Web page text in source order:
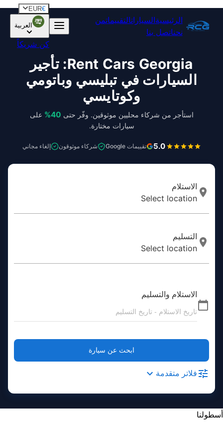
الرئيسيةالسياراتالتقييماتمن
نحناتصل بنا
€
EUR
العربية
كن شريكاً
Rent Cars Georgia: تأجير
السيارات في تبليسي وباتومي
وكوتايسي
استأجر من شركاء محليين موثوقين. وفّر حتى 40%
على
سيارات مختارة.
5.0 تقييمات Google شركاء موثوقون إلغاء مجاني
الاستلام
Select location
التسليم
Select location
الاستلام والتسليم
تاريخ الاستلام - تاريخ التسليم
ابحث عن سيارة
فلاتر متقدمة
أسطولنا